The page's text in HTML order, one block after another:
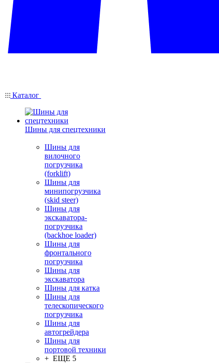
Каталог
Шины для спецтехники
Шины для
вилочного
погрузчика
(forklift)
Шины для
минипогрузчика
(skid steer)
Шины для
экскаватора-
погрузчика
(backhoe loader)
Шины для
фронтального
погрузчика
Шины для
экскаватора
Шины для катка
Шины для
телескопического
погрузчика
Шины для
автогрейдера
Шины для
портовой техники
+ ЕЩЕ 5